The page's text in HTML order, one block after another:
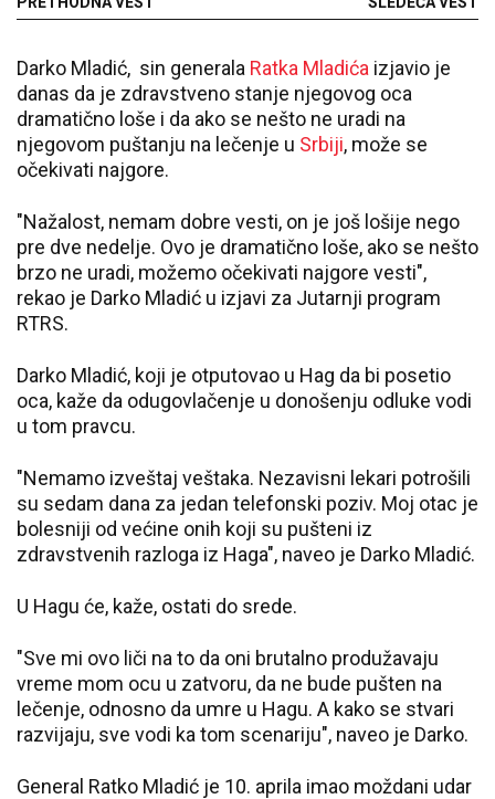
Darko Mladić, sin generala Ratka Mladića izjavio je
danas da je zdravstveno stanje njegovog oca
dramatično loše i da ako se nešto ne uradi na
njegovom puštanju na lečenje u Srbiji, može se
očekivati najgore.
"Nažalost, nemam dobre vesti, on je još lošije nego
pre dve nedelje. Ovo je dramatično loše, ako se nešto
brzo ne uradi, možemo očekivati najgore vesti",
rekao je Darko Mladić u izjavi za Jutarnji program
RTRS.
Darko Mladić, koji je otputovao u Hag da bi posetio
oca, kaže da odugovlačenje u donošenju odluke vodi
u tom pravcu.
"Nemamo izveštaj veštaka. Nezavisni lekari potrošili
su sedam dana za jedan telefonski poziv. Moj otac je
bolesniji od većine onih koji su pušteni iz
zdravstvenih razloga iz Haga", naveo je Darko Mladić.
U Hagu će, kaže, ostati do srede.
"Sve mi ovo liči na to da oni brutalno produžavaju
vreme mom ocu u zatvoru, da ne bude pušten na
lečenje, odnosno da umre u Hagu. A kako se stvari
razvijaju, sve vodi ka tom scenariju", naveo je Darko.
General Ratko Mladić je 10. aprila imao moždani udar